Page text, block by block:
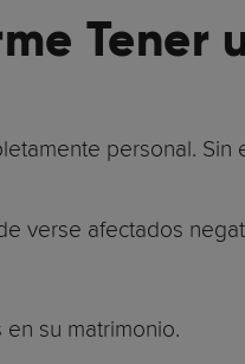
Tener
personal.
verse afectados
su matrimonio.